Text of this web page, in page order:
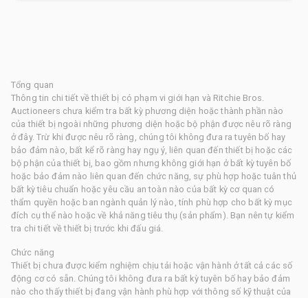
Tổng quan
Thông tin chi tiết về thiết bị có phạm vi giới hạn và Ritchie Bros.
Auctioneers chưa kiểm tra bất kỳ phương diện hoặc thành phần nào
của thiết bị ngoài những phương diện hoặc bộ phận được nêu rõ ràng
ở đây. Trừ khi được nêu rõ ràng, chúng tôi không đưa ra tuyên bố hay
bảo đảm nào, bất kể rõ ràng hay ngụ ý, liên quan đến thiết bị hoặc các
bộ phận của thiết bị, bao gồm nhưng không giới hạn ở bất kỳ tuyên bố
hoặc bảo đảm nào liên quan đến chức năng, sự phù hợp hoặc tuân thủ
bất kỳ tiêu chuẩn hoặc yêu cầu an toàn nào của bất kỳ cơ quan có
thẩm quyền hoặc ban ngành quản lý nào, tính phù hợp cho bất kỳ mục
đích cụ thể nào hoặc về khả năng tiêu thụ (sản phẩm). Bạn nên tự kiểm
tra chi tiết về thiết bị trước khi đấu giá.
Chức năng
Thiết bị chưa được kiểm nghiệm chịu tải hoặc vận hành ở tất cả các số
động cơ có sẵn. Chúng tôi không đưa ra bất kỳ tuyên bố hay bảo đảm
nào cho thấy thiết bị đang vận hành phù hợp với thông số kỹ thuật của